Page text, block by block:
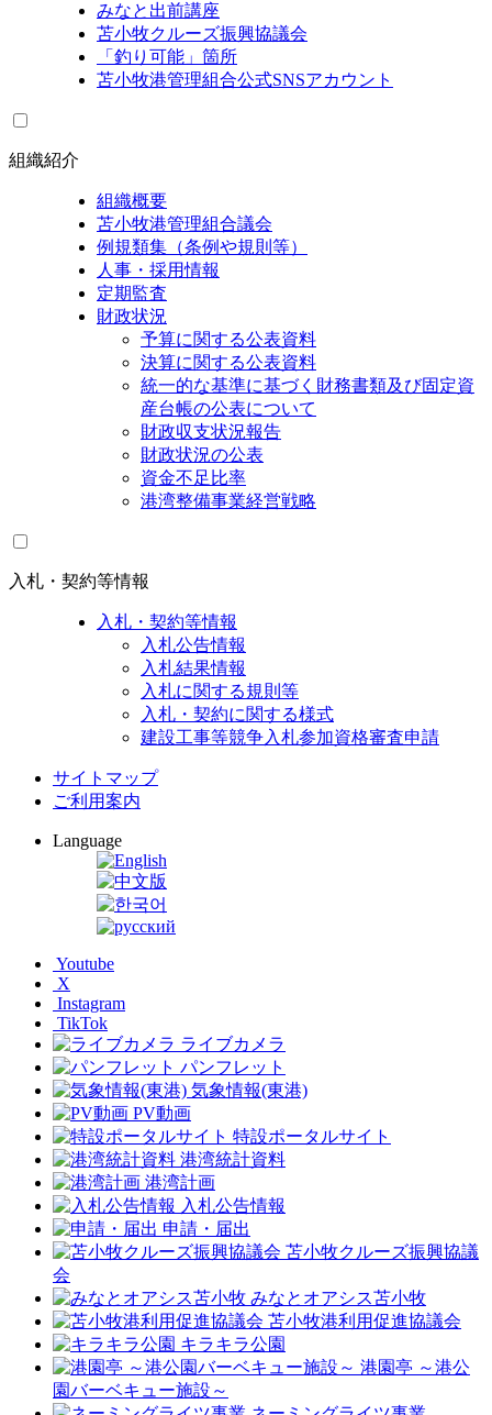
みなと出前講座
苫小牧クルーズ振興協議会
「釣り可能」箇所
苫小牧港管理組合公式SNSアカウント
組織紹介
組織概要
苫小牧港管理組合議会
例規類集（条例や規則等）
人事・採用情報
定期監査
財政状況
予算に関する公表資料
決算に関する公表資料
統一的な基準に基づく財務書類及び固定資
産台帳の公表について
財政収支状況報告
財政状況の公表
資金不足比率
港湾整備事業経営戦略
入札・契約等情報
入札・契約等情報
入札公告情報
入札結果情報
入札に関する規則等
入札・契約に関する様式
建設工事等競争入札参加資格審査申請
サイトマップ
ご利用案内
Language
Youtube
X
Instagram
TikTok
ライブカメラ
パンフレット
気象情報(東港)
PV動画
特設ポータルサイト
港湾統計資料
港湾計画
入札公告情報
申請・届出
苫小牧クルーズ振興協議
会
みなとオアシス苫小牧
苫小牧港利用促進協議会
キラキラ公園
港園亭 ～港公
園バーベキュー施設～